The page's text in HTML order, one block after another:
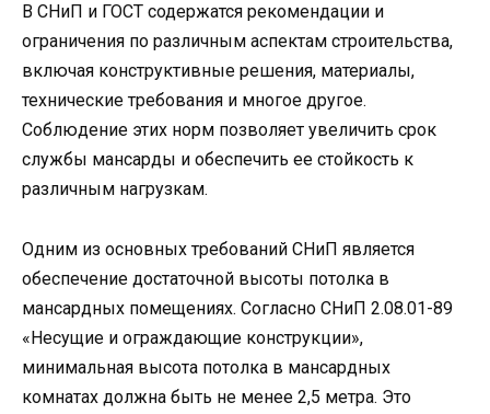
В СНиП и ГОСТ содержатся рекомендации и
ограничения по различным аспектам строительства,
включая конструктивные решения, материалы,
технические требования и многое другое.
Соблюдение этих норм позволяет увеличить срок
службы мансарды и обеспечить ее стойкость к
различным нагрузкам.
Одним из основных требований СНиП является
обеспечение достаточной высоты потолка в
мансардных помещениях. Согласно СНиП 2.08.01-89
«Несущие и ограждающие конструкции»,
минимальная высота потолка в мансардных
комнатах должна быть не менее 2,5 метра. Это